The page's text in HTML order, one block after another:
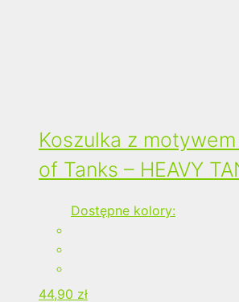
Koszulka z
of Tanks – HEAVY
Dostępne kolory:
44,90 zł